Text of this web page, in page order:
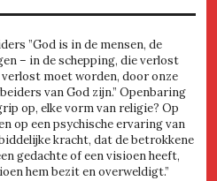
”God is in de mensen, de
– in de schepping, die verlost
moet worden, door onze
van God zijn.” Openbaring
op, elke vorm van religie? Op
op een psychische ervaring van
kracht, dat de betrokkene
gedachte of een visioen heeft,
hem bezit en overweldigt.”